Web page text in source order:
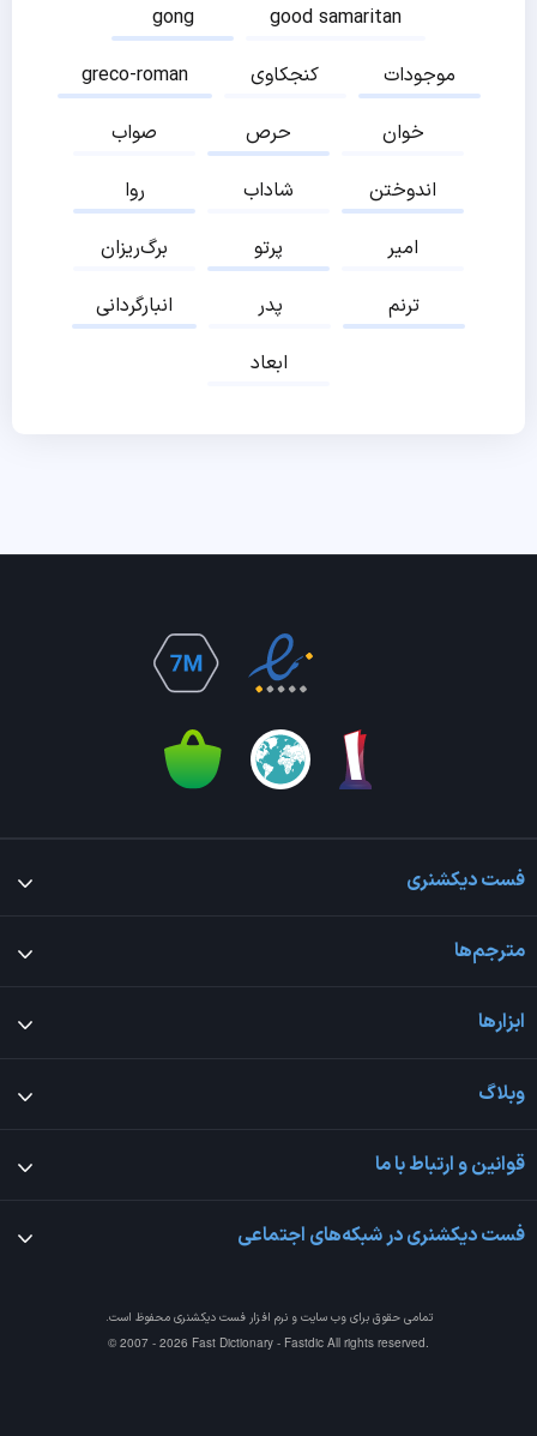
gong
good samaritan
greco-roman
کنجکاوی
موجودات
صواب
حرص
خوان
روا
شاداب
اندوختن
برگ‌ریزان
پرتو
امیر
انبارگردانی
پدر
ترنم
ابعاد
فست دیکشنری
مترجم‌ها
ابزارها
وبلاگ
قوانین و ارتباط با ما
فست دیکشنری در شبکه‌های اجتماعی
تمامی حقوق برای وب سایت و نرم افزارفست دیکشنری محفوظ است.
© 2007 - 2026 Fast Dictionary - Fastdic All rights reserved.